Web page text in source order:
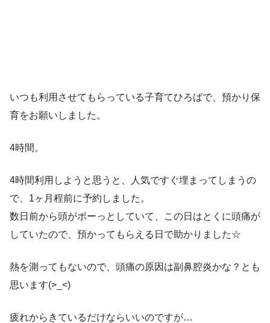
いつも利用させてもらっている子育てひろばで、預かり保
育をお願いしました。
4時間。
4時間利用しようと思うと、人気ですぐ埋まってしまうの
で、1ヶ月程前に予約しました。
数日前から頭がボーっとしていて、この日はとくに頭痛が
していたので、預かってもらえる日で助かりました☆
熱を測ってもないので、頭痛の原因は副鼻腔炎かな？とも
思います(>_<)
疲れからきているだけならいいのですが…